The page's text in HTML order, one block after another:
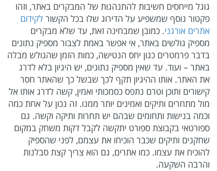
גוגל מייחסים חשיבות להתנהגות של המבקרים באתר, וזהו
פקטור נוסף שמשפיע על הדירוג שלו בכל הקשור לקידום
אתרים אורגני. כמובן שמבחינה זאת, עד שלא מבקרים
מספיק גולשים באתר, אי אפשר באמת לצבור מספיק נתונים
בדבר פרמטרים כגון יחס הנטישה, כמות הזמן שהגולש מבלה
באתר – ועוד. עד שאין מספיק נתונים, יש היגיון בלא לדרג
את האתר. אותו ההיגיון תקף לכך שבשל כך שהאתר חסר
קישורים ותוכן וטרם נתפס כסמכותי ואמין, קשה לדרג אותו אל
מול מתחרים ותיקים ואמינים יותר ממנו. זה נכון על אחת כמה
וכמה בנישות ותחומים שבהם יש תחרות ותיקה וקשה. גם
ספורטאי בקבוצת ספורט יתקשה לקבל דקות משחק במקום
שחקנים ותיקים שכבר הוכיחו את עצמם, לפני שהספיק
להוכיח את עצמו. כמו אתרים, גם הוא צריך קצת סבלנות
והרבה השקעה.